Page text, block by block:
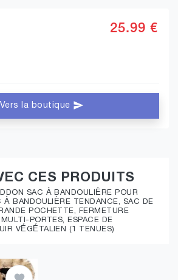
25.99 €
Vers la boutique
CES PRODUITS
SAC À BANDOULIÈRE POUR
À BANDOULIÈRE TENDANCE, SAC DE
POCHETTE, FERMETURE
PORTES, ESPACE DE
VÉGÉTALIEN (1 TENUES)